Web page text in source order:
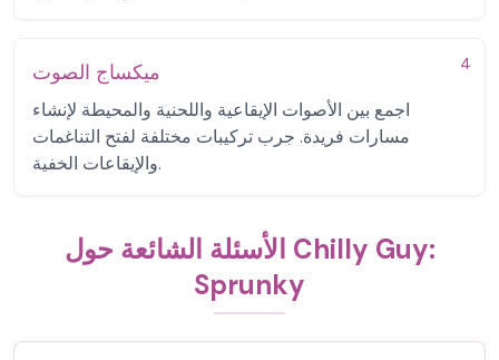
4 ميكساج الصوت
اجمع بين الأصوات الإيقاعية واللحنية والمحيطة لإنشاء
مسارات فريدة. جرب تركيبات مختلفة لفتح التناغمات
والإيقاعات الخفية.
الأسئلة الشائعة حول Chilly Guy:
Sprunky